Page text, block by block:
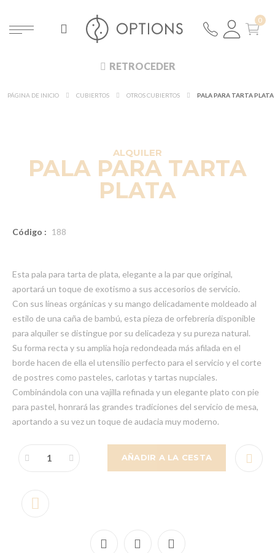
RETROCEDER
PÁGINA DE INICIO CUBIERTOS OTROS CUBIERTOS PALA PARA TARTA PLATA
ALQUILER
PALA PARA TARTA
PLATA
Código : 188
Esta pala para tarta de plata, elegante a la par que original,
aportará un toque de exotismo a sus accesorios de servicio.
Con sus líneas orgánicas y su mango delicadamente moldeado al
estilo de una caña de bambú, esta pieza de orfebrería disponible
para alquiler se distingue por su delicadeza y su pureza natural.
Su forma recta y su amplia hoja redondeada más afilada en el
borde hacen de ella el utensilio perfecto para el servicio y el corte
de postres como pasteles, carlotas y tartas nupciales.
Combinándola con una vajilla refinada y un elegante plato con pie
para pastel, honrará las grandes tradiciones del servicio de mesa,
aportando a su vez un toque de audacia muy moderno.
AÑADIR A LA CESTA